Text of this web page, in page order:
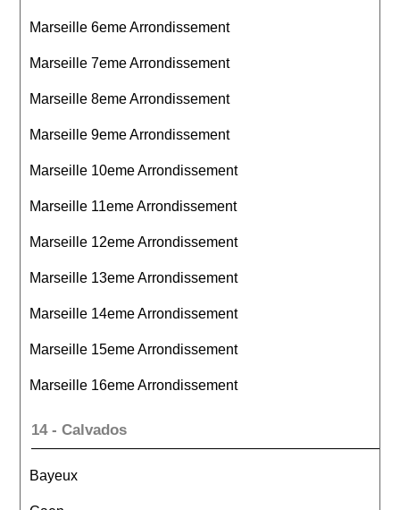
Marseille 6eme Arrondissement
Marseille 7eme Arrondissement
Marseille 8eme Arrondissement
Marseille 9eme Arrondissement
Marseille 10eme Arrondissement
Marseille 11eme Arrondissement
Marseille 12eme Arrondissement
Marseille 13eme Arrondissement
Marseille 14eme Arrondissement
Marseille 15eme Arrondissement
Marseille 16eme Arrondissement
14 - Calvados
Bayeux